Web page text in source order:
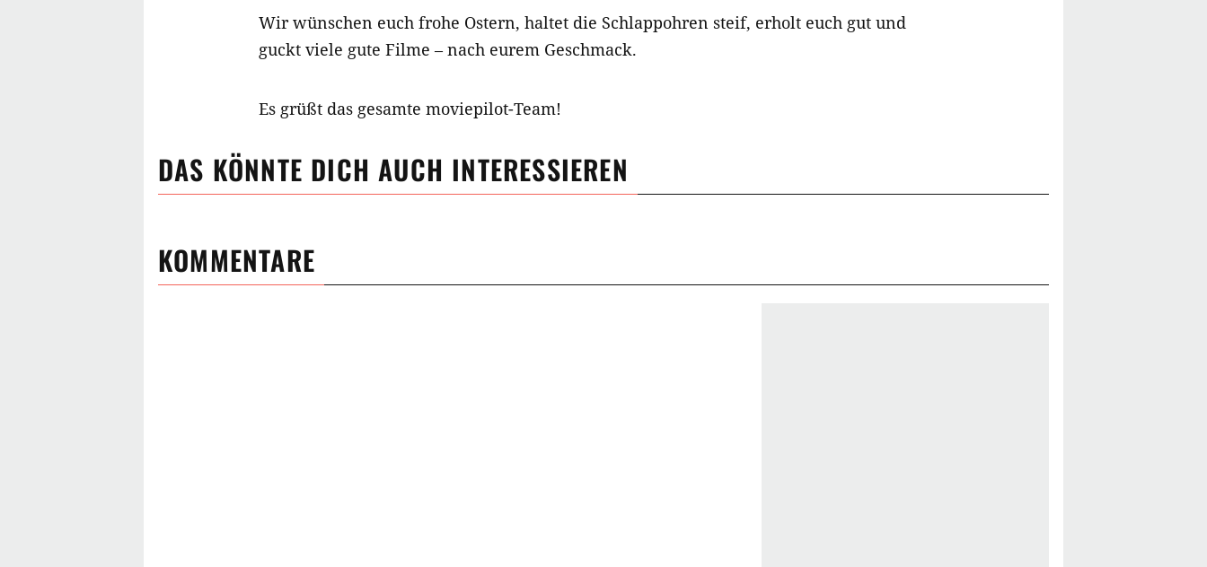
Wir wünschen euch frohe Ostern, haltet die Schlappohren steif, erholt euch gut und
guckt viele gute Filme – nach eurem Geschmack.
Es grüßt das gesamte moviepilot-Team!
DAS KÖNNTE DICH AUCH INTERESSIEREN
KOMMENTARE